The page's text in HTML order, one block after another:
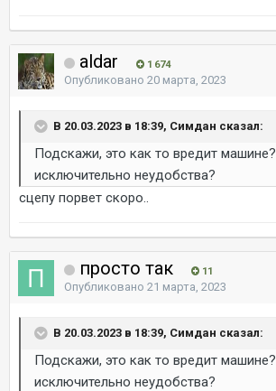
aldar 1 674
Опубликовано 20 марта, 2023
В 20.03.2023 в 18:39, Симдан сказал:
Подскажи, это как то вредит
исключительно неудобства?
сцепу порвет скоро..
просто так 11
Опубликовано 21 марта, 2023
В 20.03.2023 в 18:39, Симдан сказал:
Подскажи, это как то вредит
исключительно неудобства?